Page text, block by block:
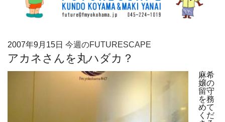
2007年9月15日 今週のFUTURESCAPE
アカネさんを丸ハダカ？
麻希
嬢の
留守
を務
めて
くだ